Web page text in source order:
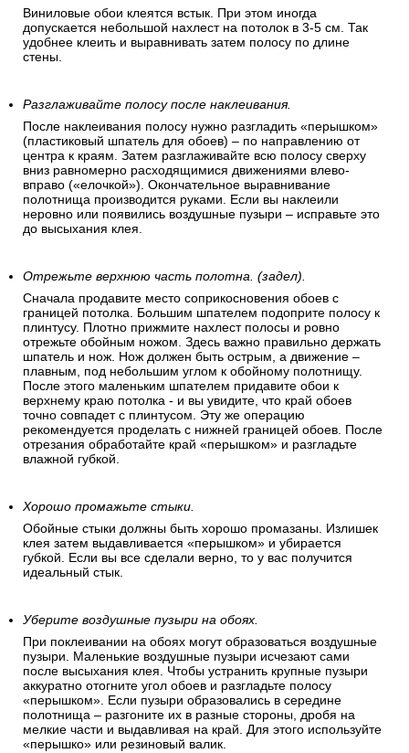
Виниловые обои клеятся встык. При этом иногда
допускается небольшой нахлест на потолок в 3-5 см. Так
удобнее клеить и выравнивать затем полосу по длине
стены.
Разглаживайте полосу после наклеивания.
После наклеивания полосу нужно разгладить «перышком»
(пластиковый шпатель для обоев) – по направлению от
центра к краям. Затем разглаживайте всю полосу сверху
вниз равномерно расходящимися движениями влево-
вправо («елочкой»). Окончательное выравнивание
полотнища производится руками. Если вы наклеили
неровно или появились воздушные пузыри – исправьте это
до высыхания клея.
Отрежьте верхнюю часть полотна. (задел).
Сначала продавите место соприкосновения обоев с
границей потолка. Большим шпателем подоприте полосу к
плинтусу. Плотно прижмите нахлест полосы и ровно
отрежьте обойным ножом. Здесь важно правильно держать
шпатель и нож. Нож должен быть острым, а движение –
плавным, под небольшим углом к обойному полотнищу.
После этого маленьким шпателем придавите обои к
верхнему краю потолка - и вы увидите, что край обоев
точно совпадет с плинтусом. Эту же операцию
рекомендуется проделать с нижней границей обоев. После
отрезания обработайте край «перышком» и разгладьте
влажной губкой.
Хорошо промажьте стыки.
Обойные стыки должны быть хорошо промазаны. Излишек
клея затем выдавливается «перышком» и убирается
губкой. Если вы все сделали верно, то у вас получится
идеальный стык.
Уберите воздушные пузыри на обоях.
При поклеивании на обоях могут образоваться воздушные
пузыри. Маленькие воздушные пузыри исчезают сами
после высыхания клея. Чтобы устранить крупные пузыри
аккуратно отогните угол обоев и разгладьте полосу
«перышком». Если пузыри образовались в середине
полотнища – разгоните их в разные стороны, дробя на
мелкие части и выдавливая на край. Для этого используйте
«перышко» или резиновый валик.